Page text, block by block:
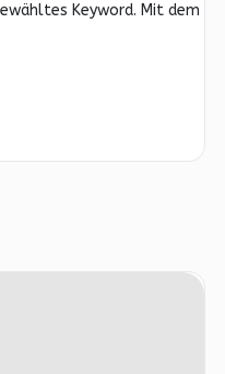
Keyword. Mit dem